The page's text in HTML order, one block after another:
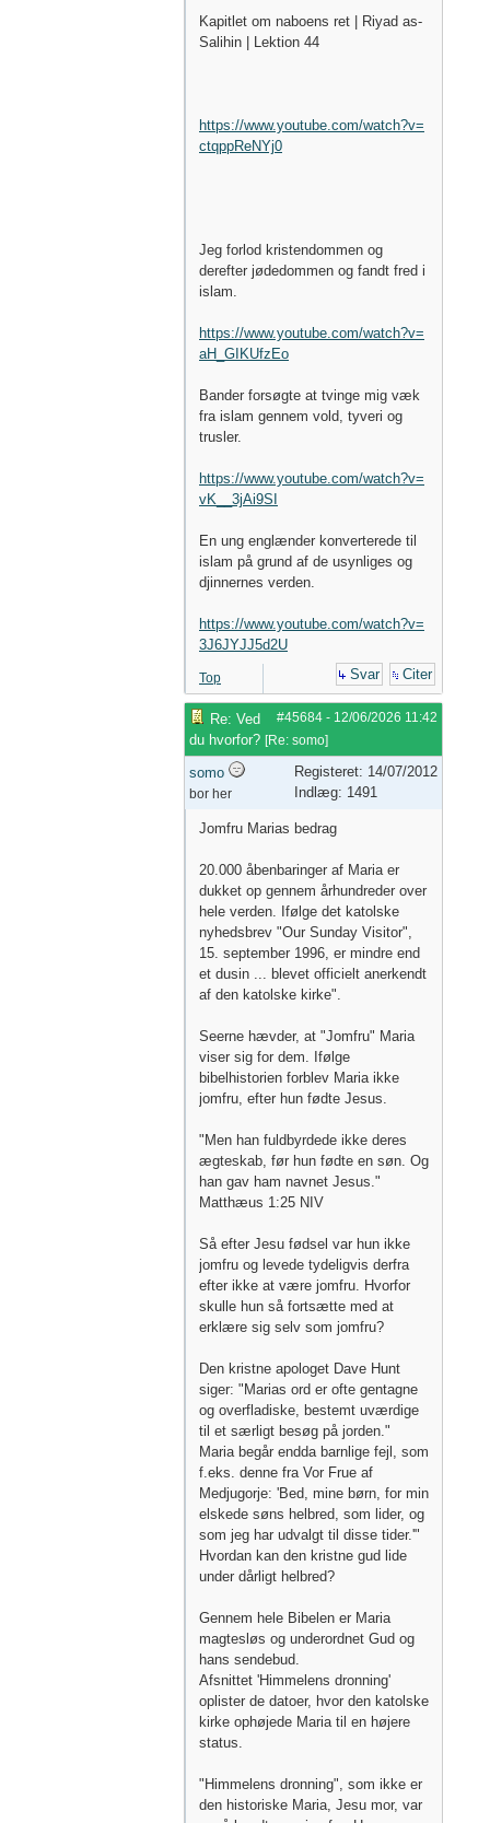
Kapitlet om naboens ret | Riyad as-
Salihin | Lektion 44
https://www.youtube.com/watch?v=
ctqppReNYj0
Jeg forlod kristendommen og
derefter jødedommen og fandt fred i
islam.
https://www.youtube.com/watch?v=
aH_GIKUfzEo
Bander forsøgte at tvinge mig væk
fra islam gennem vold, tyveri og
trusler.
https://www.youtube.com/watch?v=
vK__3jAi9SI
En ung englænder konverterede til
islam på grund af de usynliges og
djinnernes verden.
https://www.youtube.com/watch?v=
3J6JYJJ5d2U
Top Svar Citer
#45684 - 12/06/2026 11:42
Re: Ved
du hvorfor? [Re: somo]
somo
bor her
Registeret: 14/07/2012
Indlæg: 1491
Jomfru Marias bedrag
20.000 åbenbaringer af Maria er
dukket op gennem århundreder over
hele verden. Ifølge det katolske
nyhedsbrev "Our Sunday Visitor",
15. september 1996, er mindre end
et dusin ... blevet officielt anerkendt
af den katolske kirke".
Seerne hævder, at "Jomfru" Maria
viser sig for dem. Ifølge
bibelhistorien forblev Maria ikke
jomfru, efter hun fødte Jesus.
"Men han fuldbyrdede ikke deres
ægteskab, før hun fødte en søn. Og
han gav ham navnet Jesus."
Matthæus 1:25 NIV
Så efter Jesu fødsel var hun ikke
jomfru og levede tydeligvis derfra
efter ikke at være jomfru. Hvorfor
skulle hun så fortsætte med at
erklære sig selv som jomfru?
Den kristne apologet Dave Hunt
siger: "Marias ord er ofte gentagne
og overfladiske, bestemt uværdige
til et særligt besøg på jorden."
Maria begår endda barnlige fejl, som
f.eks. denne fra Vor Frue af
Medjugorje: 'Bed, mine børn, for min
elskede søns helbred, som lider, og
som jeg har udvalgt til disse tider.'"
Hvordan kan den kristne gud lide
under dårligt helbred?
Gennem hele Bibelen er Maria
magtesløs og underordnet Gud og
hans sendebud.
Afsnittet 'Himmelens dronning'
oplister de datoer, hvor den katolske
kirke ophøjede Maria til en højere
status.
"Himmelens dronning", som ikke er
den historiske Maria, Jesu mor, var